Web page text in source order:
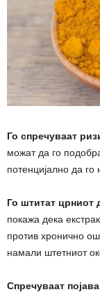
Го спречуваат
можат да го
потенцијално да го
Го штитат црниот
покажа дека
против хронично
намали штетниот
Спречуваат